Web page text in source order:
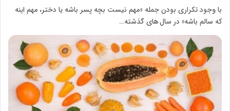
با وجود تکراری بودن جمله «مهم نیست بچه پسر باشه یا دختر، مهم اینه
که سالم باشه» در سال های گذشته…